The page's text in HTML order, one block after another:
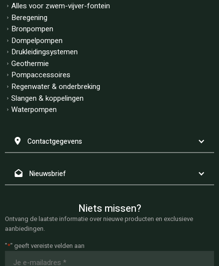
Alles voor zwem-vijver-fontein
Beregening
Bronpompen
Dompelpompen
Drukleidingsystemen
Geothermie
Pompaccessoires
Regenwater & onderbreking
Slangen & koppelingen
Waterpompen
Contactgegevens
Nieuwsbrief
Niets missen?
Ontvang de laatste informatie over nieuwe producten en exclusieve
aanbiedingen.
"*" geeft vereiste velden aan